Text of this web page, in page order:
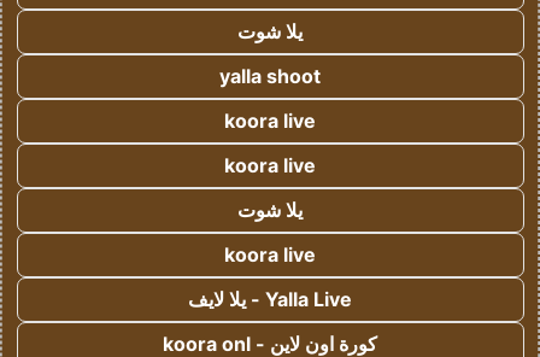
يلا شوت
yalla shoot
koora live
koora live
يلا شوت
koora live
Yalla Live - يلا لايف
كورة اون لاين - koora onl